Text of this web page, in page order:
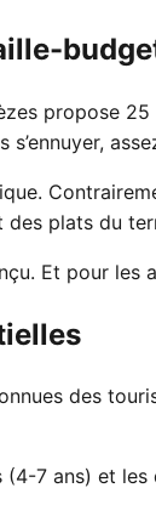
propose
plats du
Et pour
des
7 ans) et